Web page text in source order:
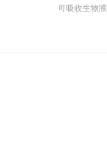
可吸收生物膜